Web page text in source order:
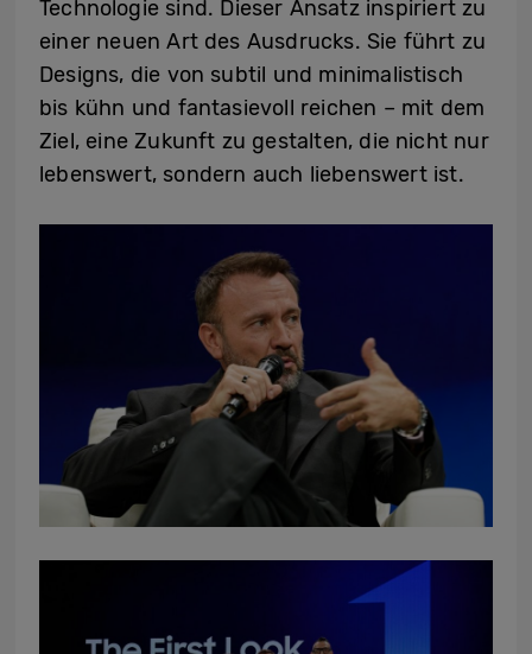
Technologie sind. Dieser Ansatz inspiriert zu
einer neuen Art des Ausdrucks. Sie führt zu
Designs, die von subtil und minimalistisch
bis kühn und fantasievoll reichen – mit dem
Ziel, eine Zukunft zu gestalten, die nicht nur
lebenswert, sondern auch liebenswert ist.